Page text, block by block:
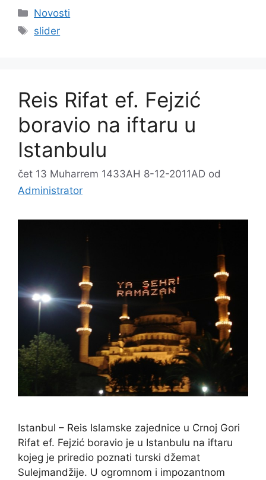
Kategorije
Novosti
Oznake
slider
Reis Rifat ef. Fejzić
boravio na iftaru u
Istanbulu
čet 13 Muharrem 1433AH 8-12-2011AD od
Administrator
Istanbul – Reis Islamske zajednice u Crnoj Gori
Rifat ef. Fejzić boravio je u Istanbulu na iftaru
kojeg je priredio poznati turski džemat
Sulejmandžije. U ogromnom i impozantnom